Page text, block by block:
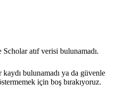
atıf verisi bulunamadı.
bulunamadı ya da güvenle
için boş bırakıyoruz.